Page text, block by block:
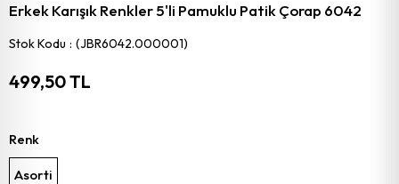
Erkek Karışık Renkler 5'li Pamuklu Patik Çorap 6042
Stok Kodu (JBR6042.000001)
499,50 TL
Renk
Asorti